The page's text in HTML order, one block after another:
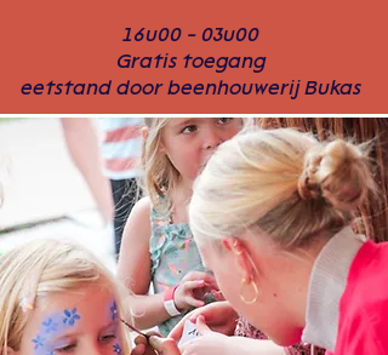
16u00 - 03u00
Gratis toegang
eetstand door beenhouwerij Bukas